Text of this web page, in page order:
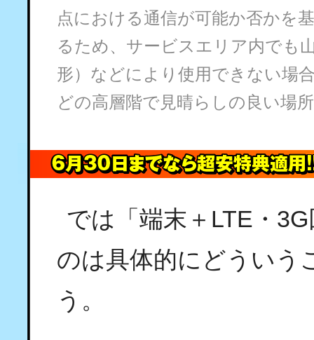
点における通信が可能か否かを
るため、サービスエリア内でも
形）などにより使用できない場
どの高層階で見晴らしの良い場
では「端末＋LTE・
のは具体的にどういう
う。